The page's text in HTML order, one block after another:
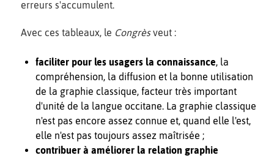
erreurs s'accumulent.
Avec ces tableaux, le Congrèsveut :
faciliter pour les usagers la connaissance, la
compréhension, la diffusion et la bonne utilisation
de la graphie classique, facteur très important
d'unité de la langue occitane. La graphie classique
n'est pas encore assez connue et, quand elle l'est,
elle n'est pas toujours assez maîtrisée ;
contribuer à améliorer la relation graphie